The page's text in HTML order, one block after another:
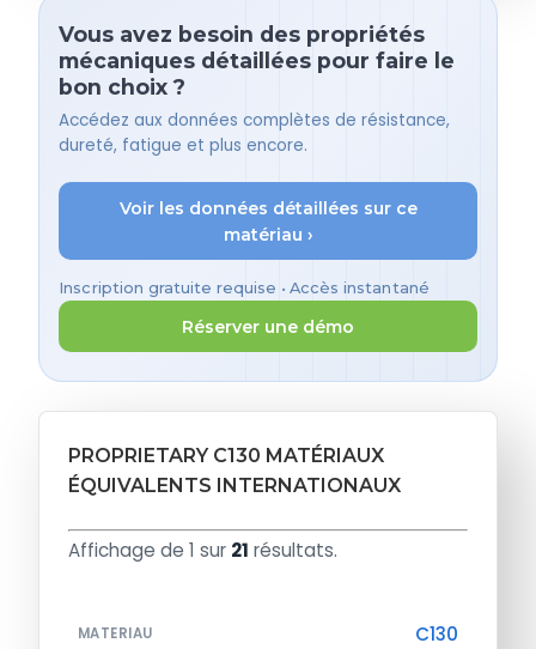
Vous avez besoin des propriétés
mécaniques détaillées pour faire le
bon choix ?
Accédez aux données complètes de résistance,
dureté, fatigue et plus encore.
Voir les données détaillées sur ce
matériau ›
Inscription gratuite requise • Accès instantané
Réserver une démo
PROPRIETARY C130 MATÉRIAUX
ÉQUIVALENTS INTERNATIONAUX
Affichage de 1 sur 21 résultats.
MATERIAU C130